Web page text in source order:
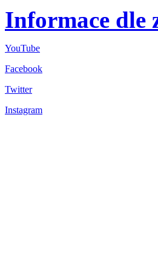
Informace dle
YouTube
Facebook
Twitter
Instagram